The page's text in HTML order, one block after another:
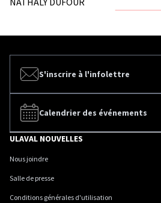
S'inscrire à l'infolettre
Calendrier des événements
ULAVAL NOUVELLES
Nous joindre
Salle de presse
Conditions générales d'utilisation